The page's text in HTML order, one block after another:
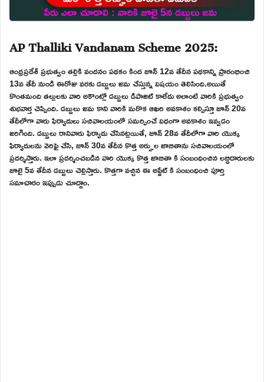
AP Thalliki Vandanam Scheme 2025:
ఆంధ్రప్రదేశ్ ప్రభుత్వం తల్లికి వందనం పథకం కింద జూన్ 12వ తేదీన పథకాన్ని ప్రారంభించి
13వ తేదీ నుండి ఈరోజు వరకు డబ్బులు జమ చేస్తున్న విషయం తెలిసింది.అయితే
కొంతమంది తల్లులకు వారి అకౌంట్లో డబ్బులు డిపాజిట్ కాలేదు అలాంటి వారికి ప్రభుత్వం
శుభవార్త చెప్పింది. డబ్బులు జమ కాని వారికి మరొక ఆఖరి అవకాశం కల్పిస్తూ జూన్ 20వ
తేదీలోగా వారు ఫిర్యాదులు సచివాలయంలో సమర్పించే విధంగా అవకాశం ఇవ్వడం
జరిగింది. డబ్బులు రానివారు ఫిర్యాదు చేసినట్లయితే, జూన్ 28వ తేదీలోగా వారి యొక్క
ఫిర్యాదులను వెరిఫై చేసి, జూన్ 30వ తేదీన కొత్త అర్హుల జాబితాను సచివాలయంలో
ప్రదర్శిస్తారు. ఇలా ప్రదర్శించబడిన వారి యొక్క కొత్త జాబితా కి సంబంధించిన లబ్ధిదారులకు
జూలై 5వ తేదీన డబ్బులు చెల్లిస్తారు. కొత్తగా వచ్చిన ఈ అప్డేట్ కి సంబంధించి పూర్తి
సమాచారం ఇప్పుడు చూద్దాం.